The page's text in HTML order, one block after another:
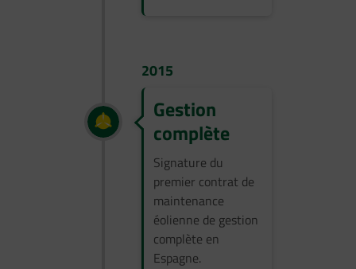
2015
Gestion
complète
Signature du
premier contrat de
maintenance
éolienne de gestion
complète en
Espagne.